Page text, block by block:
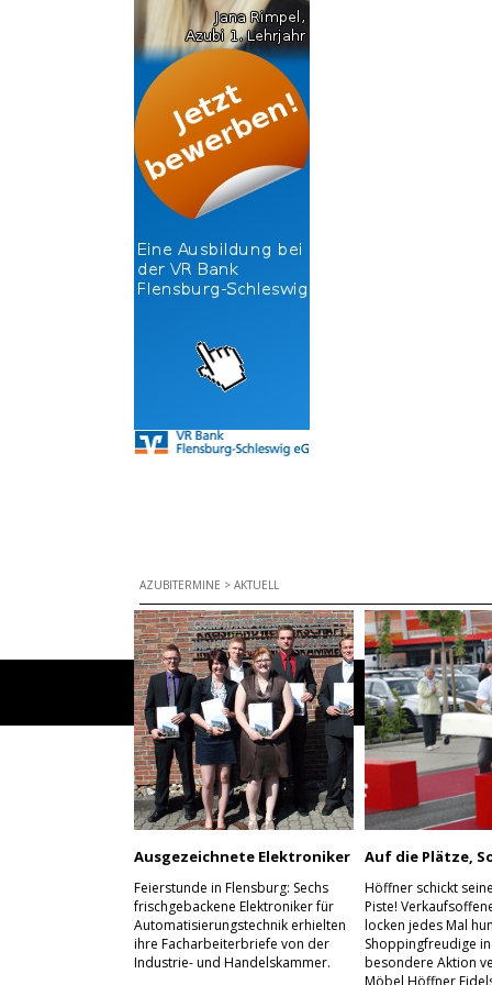
AZUBITERMINE > AKTUELL
Ausgezeichnete Elektroniker
Feierstunde in Flensburg: Sechs
frischgebackene Elektroniker für
Automatisierungstechnik erhielten
ihre Facharbeiterbriefe von der
Industrie- und Handelskammer.
Auf die Plätze,
Höffner schickt
Piste!
locken jedes Mal
Shoppingfreudige
besondere Aktion
Möbel Höffner